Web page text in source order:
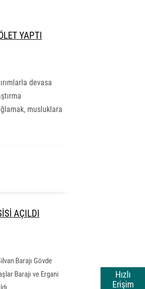
Hızlı
Erişim
YAPTI
devasa
musluklara
AÇILDI
Barajı Gövde
Barajı ve Ergani